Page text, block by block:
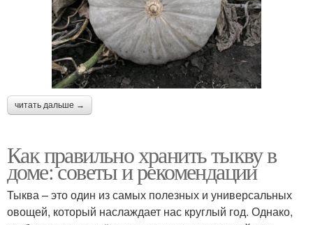
читать дальше →
Как правильно хранить тыкву в
доме: советы и рекомендации
Тыква – это один из самых полезных и универсальных
овощей, который наслаждает нас круглый год. Однако,